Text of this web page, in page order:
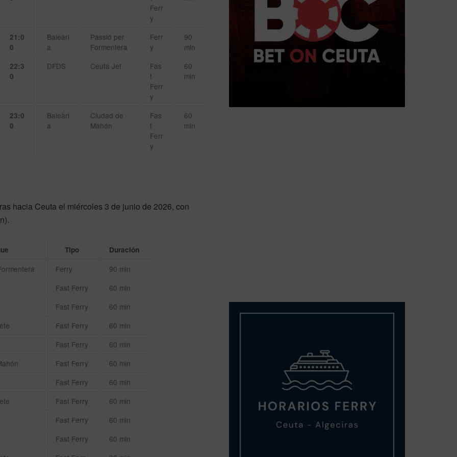
Ferr
y
21:0
0
Baleàri
a
Passió per
Formentera
Ferr
y
90
min
22:3
0
DFDS Ceuta Jet
Fas
t
Ferr
y
60
min
23:0
0
Baleàri
a
Ciudad de
Mahón
Fas
t
Ferr
y
60
min
hacia Ceuta el miércoles 3 de junio de 2026, con
Tipo Duración
Ferry
90 min
Fast Ferry
60 min
Fast Ferry
60 min
Fast Ferry
60 min
Fast Ferry
60 min
Fast Ferry
60 min
Fast Ferry
60 min
Fast Ferry
60 min
Fast Ferry
60 min
Fast Ferry
60 min